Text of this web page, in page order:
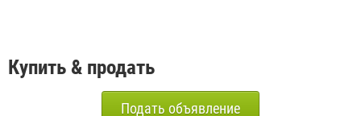
Купить & продать
Подать объявление